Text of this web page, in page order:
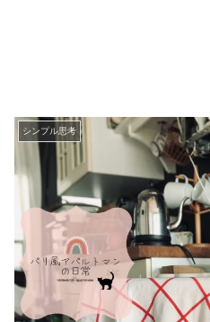
シンプル思考